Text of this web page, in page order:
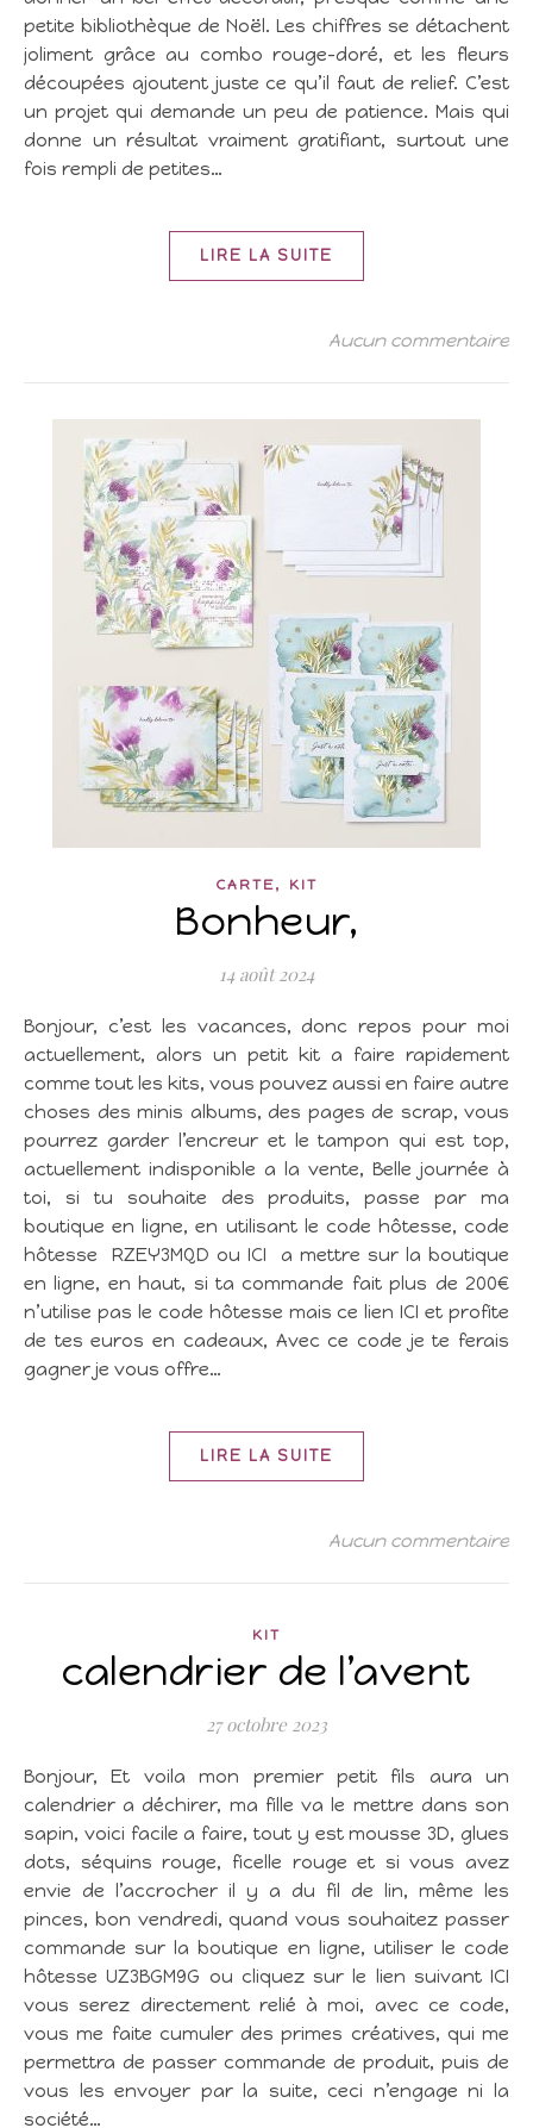
petite bibliothèque de Noël. Les chiffres se détachent
joliment grâce au combo rouge–doré, et les fleurs
découpées ajoutent juste ce qu’il faut de relief. C’est
un projet qui demande un peu de patience. Mais qui
donne un résultat vraiment gratifiant, surtout une
fois rempli de petites…
LIRE LA SUITE
Aucun commentaire
CARTE, KIT
Bonheur,
14 août 2024
Bonjour, c’est les vacances, donc repos pour moi
actuellement, alors un petit kit a faire rapidement
comme tout les kits, vous pouvez aussi en faire autre
choses des minis albums, des pages de scrap, vous
pourrez garder l’encreur et le tampon qui est top,
actuellement indisponible a la vente, Belle journée à
toi, si tu souhaite des produits, passe par ma
boutique en ligne, en utilisant le code hôtesse, code
hôtesse RZEY3MQD ou ICI a mettre sur la boutique
en ligne, en haut, si ta commande fait plus de 200€
n’utilise pas le code hôtesse mais ce lien ICI et profite
de tes euros en cadeaux, Avec ce code je te ferais
gagner je vous offre…
LIRE LA SUITE
Aucun commentaire
KIT
calendrier de l’avent
27 octobre 2023
Bonjour, Et voila mon premier petit fils aura un
calendrier a déchirer, ma fille va le mettre dans son
sapin, voici facile a faire, tout y est mousse 3D, glues
dots, séquins rouge, ficelle rouge et si vous avez
envie de l’accrocher il y a du fil de lin, même les
pinces, bon vendredi, quand vous souhaitez passer
commande sur la boutique en ligne, utiliser le code
hôtesse UZ3BGM9G ou cliquez sur le lien suivant ICI
vous serez directement relié à moi, avec ce code,
vous me faite cumuler des primes créatives, qui me
permettra de passer commande de produit, puis de
vous les envoyer par la suite, ceci n’engage ni la
société…